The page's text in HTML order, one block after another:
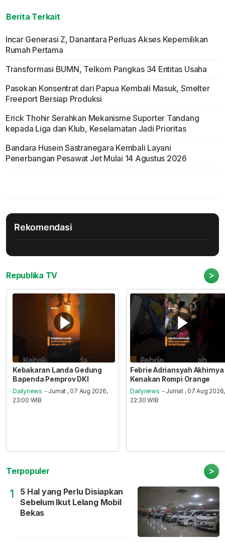
Berita Terkait
Incar Generasi Z, Danantara Perluas Akses Kepemilikan
Rumah Pertama
Transformasi BUMN, Telkom Pangkas 34 Entitas Usaha
Pasokan Konsentrat dari Papua Kembali Masuk, Smelter
Freeport Bersiap Produksi
Erick Thohir Serahkan Mekanisme Suporter Tandang
kepada Liga dan Klub, Keselamatan Jadi Prioritas
Bandara Husein Sastranegara Kembali Layani
Penerbangan Pesawat Jet Mulai 14 Agustus 2026
Rekomendasi
Republika TV >
Kebakaran Landa Gedung
Bapenda Pemprov DKI
Dailynews - Jumat , 07 Aug 2026,
23:00 WIB
Febrie Adriansyah Akhirnya
Kenakan Rompi Orange
Dailynews - Jumat , 07 Aug 2026,
22:30 WIB
Terpopuler >
1
5 Hal yang Perlu Disiapkan
Sebelum Ikut Lelang Mobil
Bekas